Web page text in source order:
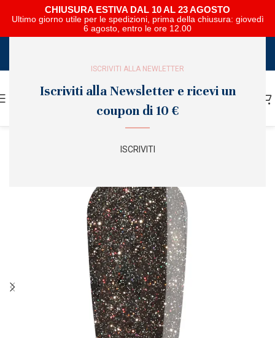
ISCRIVITI ALLA NEWLETTER
Iscriviti alla Newsletter e ricevi un
coupon di 10 €
ISCRIVITI
CHIUSURA ESTIVA DAL 10 AL 23 AGOSTO
Ultimo giorno utile per le spedizioni, prima della chiusura: giovedì
6 agosto, entro le ore 12.00